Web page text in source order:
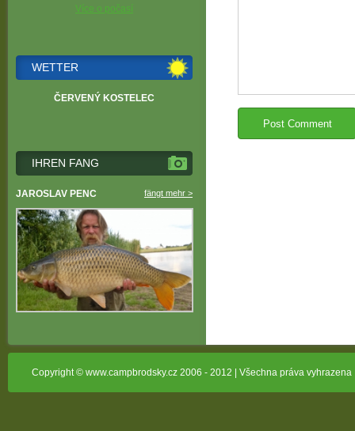
Více o počasí
WETTER
ČERVENÝ KOSTELEC
IHREN FANG
JAROSLAV PENC fängt mehr >
Copyright © www.campbrodsky.cz 2006 - 2012 | Všechna práva vyhrazena